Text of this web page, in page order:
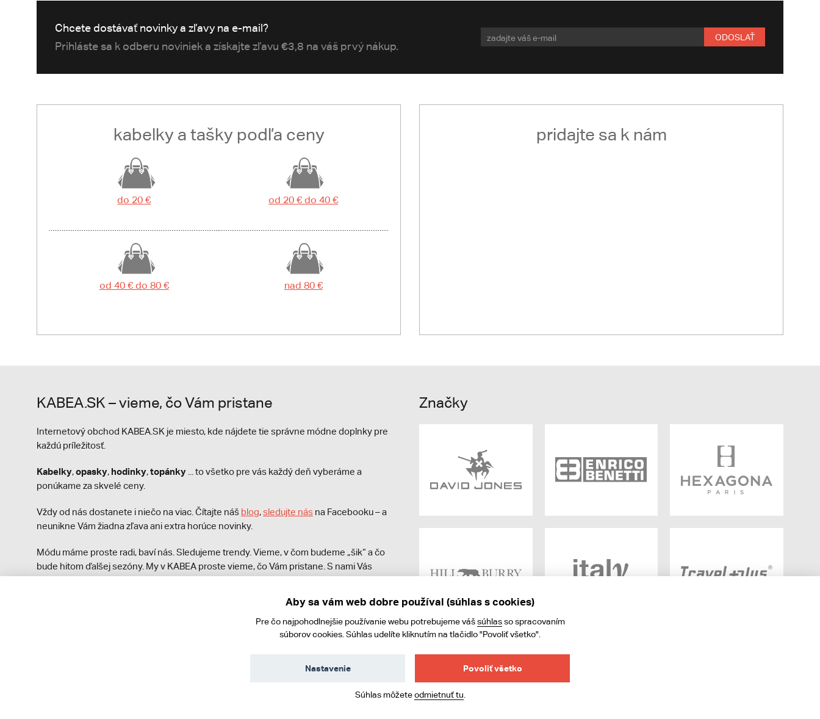
Chcete dostávať novinky a zľavy na e-mail?
Prihláste sa k odberu noviniek a získajte zľavu €3,8 na váš prvý nákup.
ODOSLAŤ
kabelky a tašky podľa ceny
do 20 € od 20 € do 40 €
od 40 € do 80 € nad 80 €
pridajte sa k nám
KABEA.SK – vieme, čo Vám pristane
Internetový obchod KABEA.SK je miesto, kde nájdete tie správne módne doplnky pre
každú príležitosť.
Kabelky,opasky, hodinky,topánky ... to všetko pre vás každý deň vyberáme a
ponúkame za skvelé ceny.
Vždy od nás dostanete i niečo na viac. Čítajte náš blog,sledujte nás na Facebooku – a
neunikne Vám žiadna zľava ani extra horúce novinky.
Módu máme proste radi, baví nás. Sledujeme trendy. Vieme, v čom budeme „šik“ a čo
bude hitom ďalšej sezóny. My v KABEA proste vieme, čo Vám pristane. S nami Vás
Značky
Aby sa vám web dobre používal (súhlas s cookies)
Pre čo najpohodlnejšie používanie webu potrebujeme vášsúhlasso spracovaním
súborov cookies. Súhlas udelíte kliknutím na tlačidlo "Povoliť všetko".
Povoliť všetko
Nastavenie
Súhlas môžeteodmietnuť tu